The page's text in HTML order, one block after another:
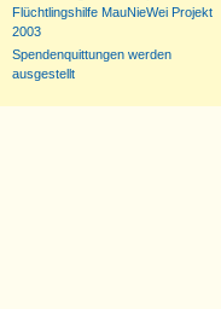
Flüchtlingshilfe MauNieWei Projekt
2003
Spendenquittungen werden
ausgestellt